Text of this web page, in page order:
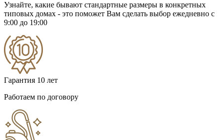
Узнайте, какие бывают стандартные размеры в конкретных
типовых домах - это поможет Вам сделать выбор ежедневно с
9:00 до 19:00
Гарантия 10 лет
Работаем по договору